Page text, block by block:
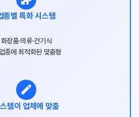
종별 특화 시스템
화장품·의류·건기식
종에 최적화된 맞춤형
템이 업체에 맞춤